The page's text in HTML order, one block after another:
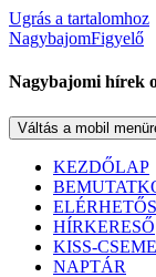
Ugrás a tartalomhoz
NagybajomFigyelő
Nagybajomi hírek
Váltás a mobil
KEZDŐLAP
HÍRKERESŐ
KISS-
NAPTÁR